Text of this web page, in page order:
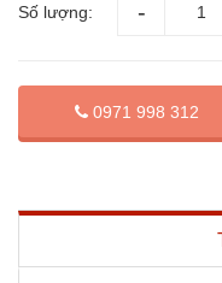
Số lượng:
0971 998 312